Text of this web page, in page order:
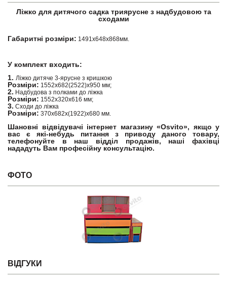
Ліжко для дитячого садка триярусне з надбудовою та
сходами
Габаритні розміри: 1491х648х868мм.
У комплект входить:
1. Ліжко дитяче 3-ярусне з кришкою
Розміри: 1552х682(2522)х950 мм;
2. Надбудова з полками до ліжка
Розміри: 1552х320х616 мм;
3. Сходи до ліжка
Розміри: 370х682х(1922)х680 мм.
Шановні відвідувачі інтернет магазину «Osvito», якщо у
вас є які-небудь питання з приводу даного товару,
телефонуйте в наш відділ продажів, наші фахівці
нададуть Вам професійну консультацію.
ФОТО
ВІДГУКИ